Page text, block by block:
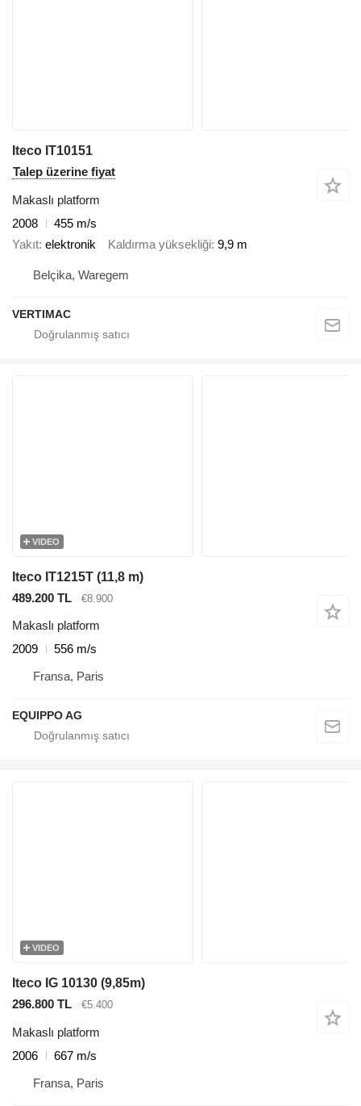
Iteco IT10151
Talep üzerine fiyat
Makaslı platform
2008
455 m/s
Yakıt elektronik Kaldırma yüksekliği 9,9 m
Belçika, Waregem
VERTIMAC
VIDEO
Iteco IT1215T (11,8 m)
489.200 TL
€8.900
Makaslı platform
2009
556 m/s
Fransa, Paris
EQUIPPO AG
VIDEO
Iteco IG 10130 (9,85m)
296.800 TL
€5.400
Makaslı platform
2006
667 m/s
Fransa, Paris